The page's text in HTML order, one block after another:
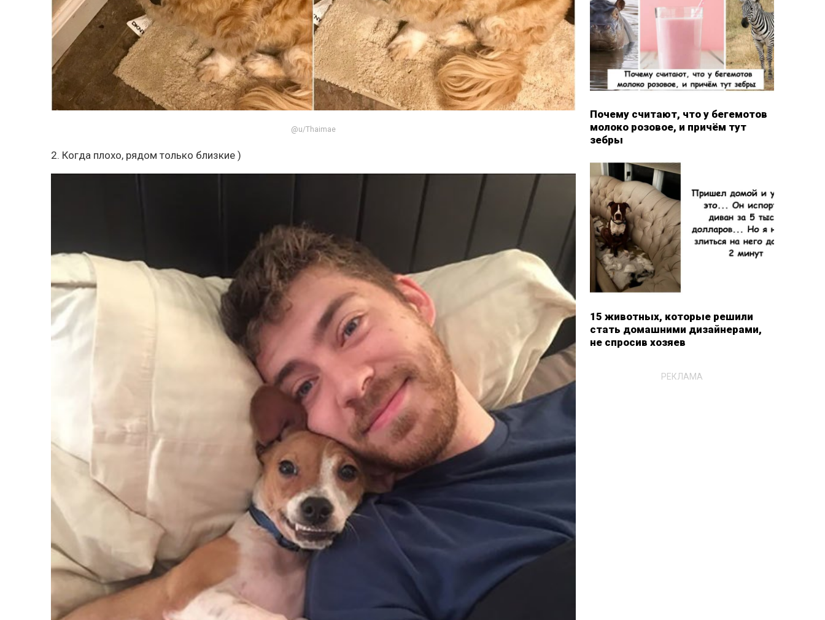
@u/Thaimae
2. Когда плохо, рядом только близкие )
Почему считают, что у бегемотов
молоко розовое, и причём тут
зебры
15 животных, которые решили
стать домашними дизайнерами,
не спросив хозяев
РЕКЛАМА